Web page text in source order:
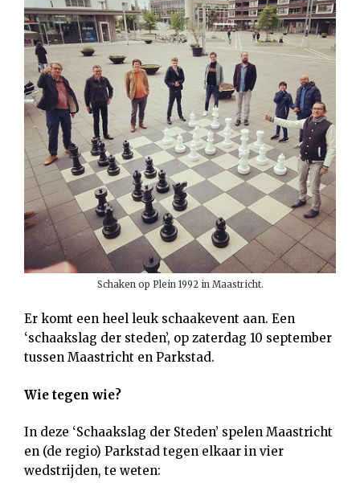
Schaken op Plein 1992 in Maastricht.
Er komt een heel leuk schaakevent aan. Een
‘schaakslag der steden’, op zaterdag 10 september
tussen Maastricht en Parkstad.
Wie tegen wie?
In deze ‘Schaakslag der Steden’ spelen Maastricht
en (de regio) Parkstad tegen elkaar in vier
wedstrijden, te weten: